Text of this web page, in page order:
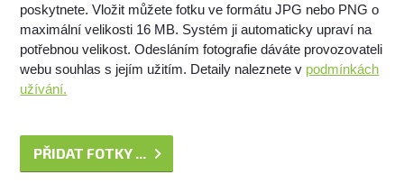
poskytnete. Vložit můžete fotku ve formátu JPG nebo PNG o
maximální velikosti 16 MB. Systém ji automaticky upraví na
potřebnou velikost. Odesláním fotografie dáváte provozovateli
webu souhlas s jejím užitím. Detaily naleznete v podmínkách
užívání.
PŘIDAT FOTKY ...